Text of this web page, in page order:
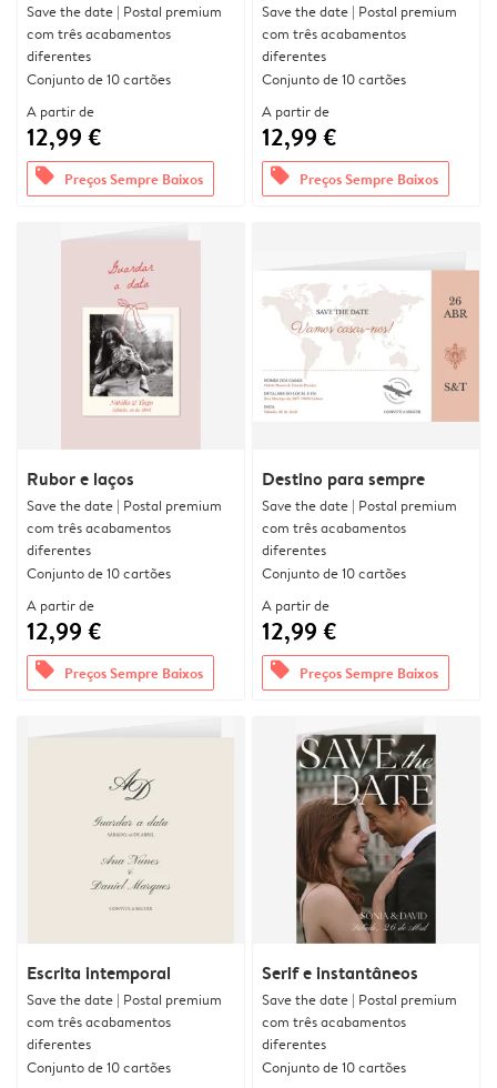
Save the date | Postal premium
com três acabamentos
diferentes
Conjunto de 10 cartões
A partir de
12,99 €
offers Preços Sempre Baixos
Save the date | Postal premium
com três acabamentos
diferentes
Conjunto de 10 cartões
A partir de
12,99 €
offers Preços Sempre Baixos
Rubor e laços
Save the date | Postal premium
com três acabamentos
diferentes
Conjunto de 10 cartões
A partir de
12,99 €
offers Preços Sempre Baixos
Destino para sempre
Save the date | Postal premium
com três acabamentos
diferentes
Conjunto de 10 cartões
A partir de
12,99 €
offers Preços Sempre Baixos
Escrita intemporal
Save the date | Postal premium
com três acabamentos
diferentes
Conjunto de 10 cartões
Serif e instantâneos
Save the date | Postal premium
com três acabamentos
diferentes
Conjunto de 10 cartões